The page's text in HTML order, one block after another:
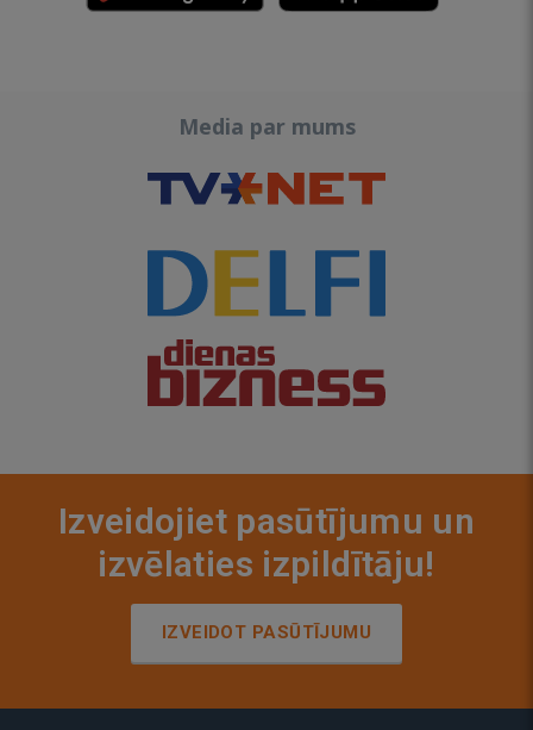
Media par mums
Izveidojiet pasūtījumu un
izvēlaties izpildītāju!
IZVEIDOT PASŪTĪJUMU